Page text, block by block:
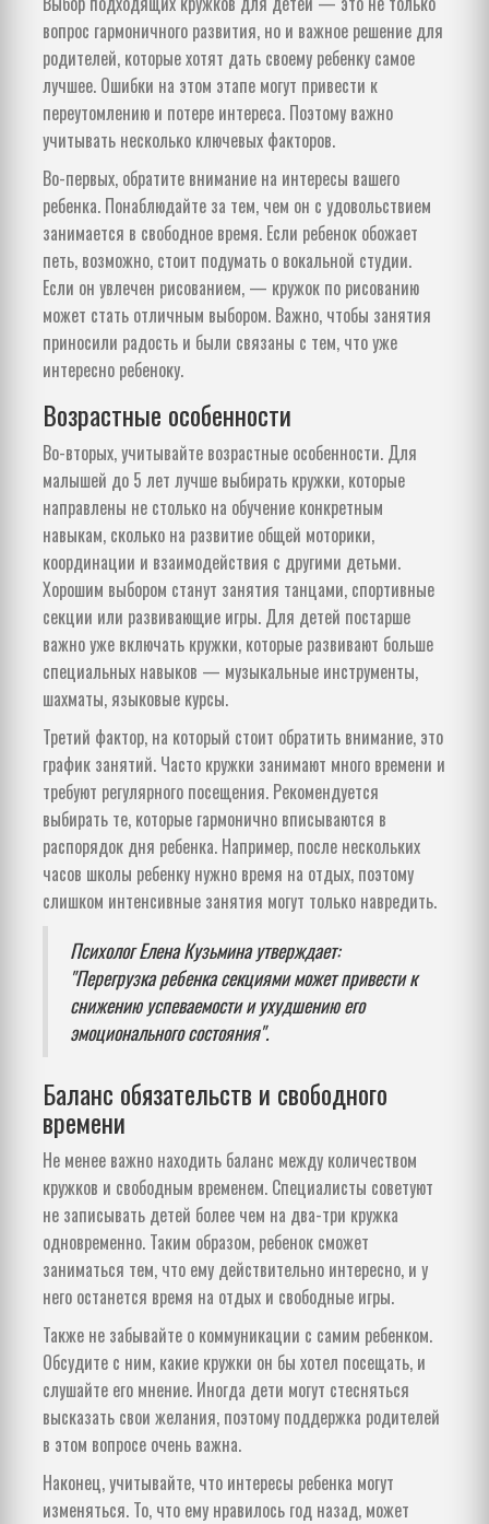
вопрос гармоничного развития, но и важное решение для
родителей, которые хотят дать своему ребенку самое
лучшее. Ошибки на этом этапе могут привести к
переутомлению и потере интереса. Поэтому важно
учитывать несколько ключевых факторов.
Во-первых, обратите внимание на интересы вашего
ребенка. Понаблюдайте за тем, чем он с удовольствием
занимается в свободное время. Если ребенок обожает
петь, возможно, стоит подумать о вокальной студии.
Если он увлечен рисованием, — кружок по рисованию
может стать отличным выбором. Важно, чтобы занятия
приносили радость и были связаны с тем, что уже
интересно ребеноку.
Возрастные особенности
Во-вторых, учитывайте возрастные особенности. Для
малышей до 5 лет лучше выбирать кружки, которые
направлены не столько на обучение конкретным
навыкам, сколько на развитие общей моторики,
координации и взаимодействия с другими детьми.
Хорошим выбором станут занятия танцами, спортивные
секции или развивающие игры. Для детей постарше
важно уже включать кружки, которые развивают больше
специальных навыков — музыкальные инструменты,
шахматы, языковые курсы.
Третий фактор, на который стоит обратить внимание, это
график занятий. Часто кружки занимают много времени и
требуют регулярного посещения. Рекомендуется
выбирать те, которые гармонично вписываются в
распорядок дня ребенка. Например, после нескольких
часов школы ребенку нужно время на отдых, поэтому
слишком интенсивные занятия могут только навредить.
Психолог Елена Кузьмина утверждает:
"Перегрузка ребенка секциями может привести к
снижению успеваемости и ухудшению его
эмоционального состояния".
Баланс обязательств и свободного
времени
Не менее важно находить баланс между количеством
кружков и свободным временем. Специалисты советуют
не записывать детей более чем на два-три кружка
одновременно. Таким образом, ребенок сможет
заниматься тем, что ему действительно интересно, и у
него останется время на отдых и свободные игры.
Также не забывайте о коммуникации с самим ребенком.
Обсудите с ним, какие кружки он бы хотел посещать, и
слушайте его мнение. Иногда дети могут стесняться
высказать свои желания, поэтому поддержка родителей
в этом вопросе очень важна.
Наконец, учитывайте, что интересы ребенка могут
изменяться. То, что ему нравилось год назад, может